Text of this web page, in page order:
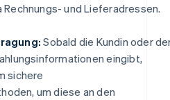
und Lieferadressen.
Sobald die Kundin oder
eingibt,
sichere
um diese an den